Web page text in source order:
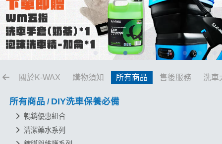
關於K-WAX 購物須知 所有商品 售後服務 洗車
所有商品 / DIY洗車保養必備
暢銷優惠組合
清潔藥水系列